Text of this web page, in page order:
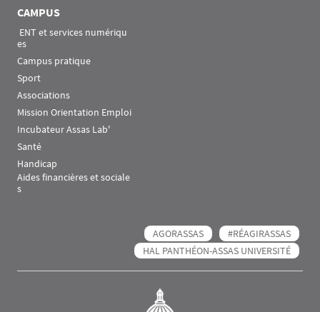
CAMPUS
es
Campus pratique
Sport
Associations
Mission Orientation Emploi
Incubateur Assas Lab'
Santé
Handicap
Aides financières et sociale
s
AGORASSAS
#RÉAGIRASSAS
HAL PANTHÉON-ASSAS UNIVERSITÉ